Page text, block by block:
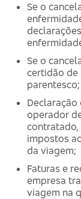
Se o
Se o
certidão de
parentesco;
operador
contratado,
impostos
da viagem;
Faturas e
empresa
viagem na